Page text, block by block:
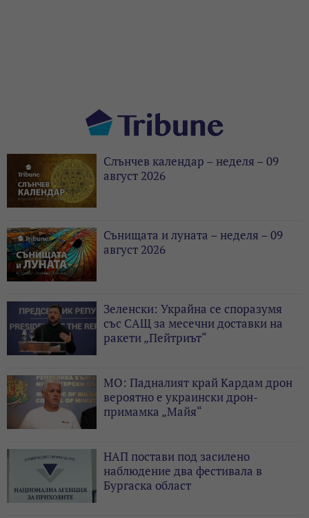
Слънчев календар – неделя – 09
август 2026
Сънищата и луната – неделя – 09
август 2026
Зеленски: Украйна се споразумя
със САЩ за месечни доставки на
ракети „Пейтриът“
МО: Падналият край Кардам дрон
вероятно е украински дрон-
примамка „Майя“
НАП постави под засилено
наблюдение два фестивала в
Бургаска област